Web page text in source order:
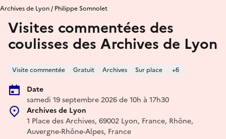
Visites commentées des
coulisses des Archives de Lyon
Visite commentée Gratuit Archives Sur place +6
Date
samedi 19 septembre 2026 de 10h à 17h30
Archives de Lyon
1 Place des Archives, 69002 Lyon, France, Rhône,
Auvergne-Rhône-Alpes, France
Archives de Lyon / Philippe Somnolet